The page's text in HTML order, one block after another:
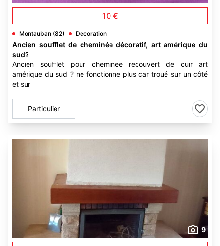
10 €
Montauban (82) Décoration
Ancien soufflet de cheminée décoratif, art amérique du
sud?
Ancien soufflet pour cheminee recouvert de cuir art
amérique du sud ? ne fonctionne plus car troué sur un côté
et sur
Particulier
9